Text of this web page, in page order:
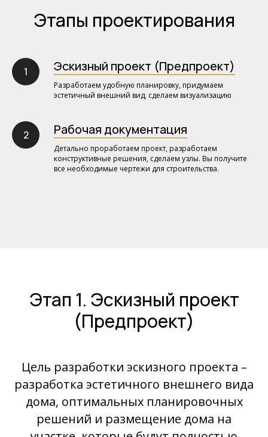
Этапы проектирования
Эскизный проект (Предпроект)
Разработаем удобную планировку, придумаем
эстетичный внешний вид, сделаем визуализацию
Рабочая документация
Детально проработаем проект, разработаем
конструктивные решения, сделаем узлы. Вы получите
все необходимые чертежи для строительства.
Этап 1. Эскизный проект
(Предпроект)
Цель разработки эскизного проекта –
разработка эстетичного внешнего вида
дома, оптимальных планировочных
решений и размещение дома на